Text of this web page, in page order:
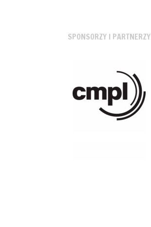
SPONSORZY I PARTNERZY